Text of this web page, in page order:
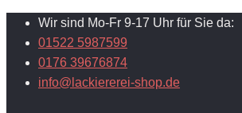
Wir sind Mo-Fr 9-17 Uhr für Sie da:
01522 5987599
0176 39676874
info@lackiererei-shop.de